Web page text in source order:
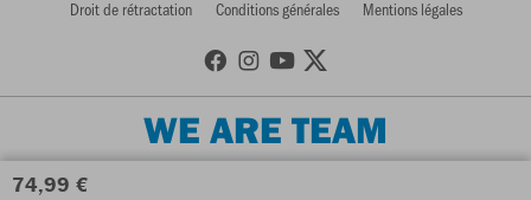
74,99 €
Droit de rétractation
Conditions générales Mentions légales
WE ARE TEAM